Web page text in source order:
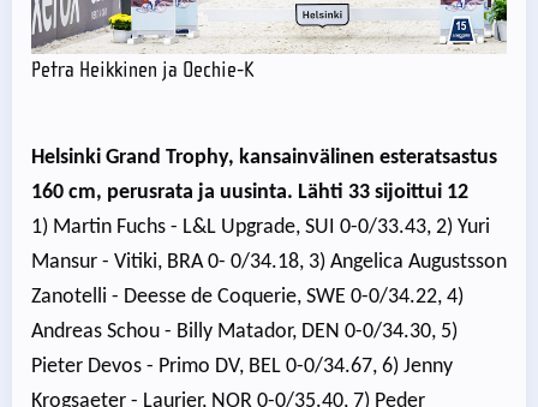
Petra Heikkinen ja Oechie-K
Helsinki Grand Trophy, kansainvälinen esteratsastus
160 cm, perusrata ja uusinta. Lähti 33 sijoittui 12
1) Martin Fuchs - L&L Upgrade, SUI 0-0/33.43, 2) Yuri
Mansur - Vitiki, BRA 0- 0/34.18, 3) Angelica Augustsson
Zanotelli - Deesse de Coquerie, SWE 0-0/34.22, 4)
Andreas Schou - Billy Matador, DEN 0-0/34.30, 5)
Pieter Devos - Primo DV, BEL 0-0/34.67, 6) Jenny
Krogsaeter - Laurier, NOR 0-0/35.40, 7) Peder